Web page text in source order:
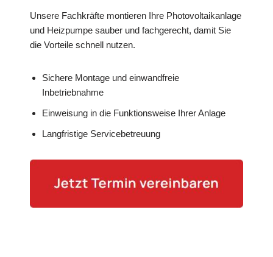
Unsere Fachkräfte montieren Ihre Photovoltaikanlage
und Heizpumpe sauber und fachgerecht, damit Sie
die Vorteile schnell nutzen.
Sichere Montage und einwandfreie
Inbetriebnahme
Einweisung in die Funktionsweise Ihrer Anlage
Langfristige Servicebetreuung